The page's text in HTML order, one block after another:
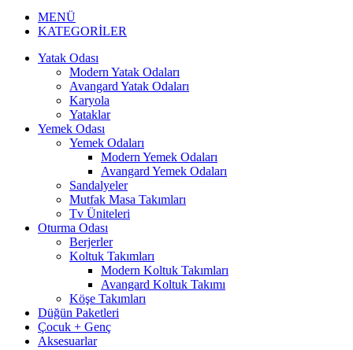
MENÜ
KATEGORİLER
Yatak Odası
Modern Yatak Odaları
Avangard Yatak Odaları
Karyola
Yataklar
Yemek Odası
Yemek Odaları
Modern Yemek Odaları
Avangard Yemek Odaları
Sandalyeler
Mutfak Masa Takımları
Tv Üniteleri
Oturma Odası
Berjerler
Koltuk Takımları
Modern Koltuk Takımları
Avangard Koltuk Takımı
Köşe Takımları
Düğün Paketleri
Çocuk + Genç
Aksesuarlar